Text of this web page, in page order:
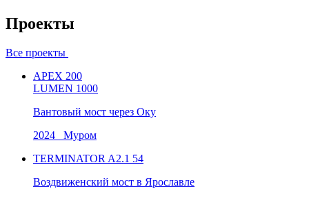
Проекты
Все проекты
APEX 200
LUMEN 1000
Вантовый мост через Оку
2024 Муром
TERMINATOR A2.1 54
Воздвиженский мост в Ярославле